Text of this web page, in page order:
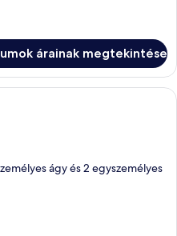
árainak megtekintése
Egy modern szállodaszoba,
ágy és 2 egyszemélyes